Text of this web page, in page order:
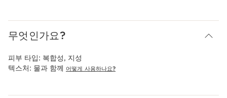
무엇인가요?
피부 타입: 복합성, 지성
텍스처: 물과 함께 어떻게 사용하나요?